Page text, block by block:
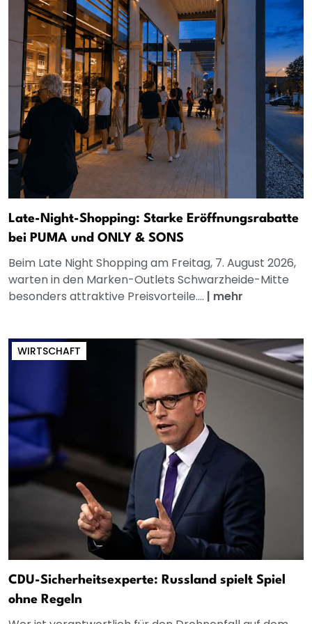
Late-Night-Shopping: Starke Eröffnungsrabatte
bei PUMA und ONLY & SONS
Beim Late Night Shopping am Freitag, 7. August 2026,
warten in den Marken-Outlets Schwarzheide-Mitte
besonders attraktive Preisvorteile.... | mehr
WIRTSCHAFT
CDU-Sicherheitsexperte: Russland spielt Spiel
ohne Regeln